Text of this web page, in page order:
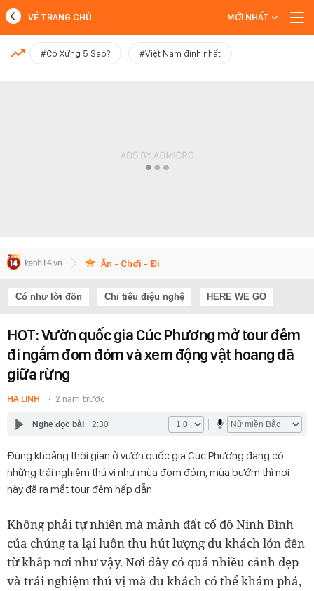
MỚI NHẤT
VỀ TRANG CHỦ MỚI NHẤT
#Có Xứng 5 Sao? #Việt Nam đỉnh nhất
Ăn - Chơi - Đi
Có như lời đồn Chi tiêu điệu nghệ HERE WE GO
HOT: Vườn quốc gia Cúc Phương mở tour đêm
đi ngắm đom đóm và xem động vật hoang dã
giữa rừng
HẠ LINH 2 năm trước
Nghe đọc bài 2:30
Đúng khoảng thời gian ở vườn quốc gia Cúc Phương đang có
những trải nghiệm thú vị như mùa đom đóm, mùa bướm thì nơi
này đã ra mắt tour đêm hấp dẫn.
Không phải tự nhiên mà mảnh đất cố đô Ninh Bình
của chúng ta lại luôn thu hút lượng du khách lớn đến
từ khắp nơi như vậy. Nơi đây có quá nhiều cảnh đẹp
và trải nghiệm thú vị mà du khách có thể khám phá,